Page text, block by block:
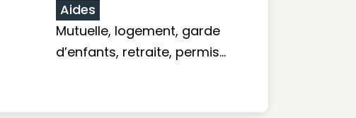
Aides
Mutuelle, logement, garde
d’enfants, retraite, permis…